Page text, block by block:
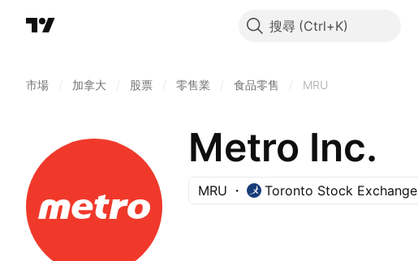
搜尋
市場 加拿大 股票 零售業 食品零售 MRU
Metro Inc.
MRU Toronto Stock Exchange